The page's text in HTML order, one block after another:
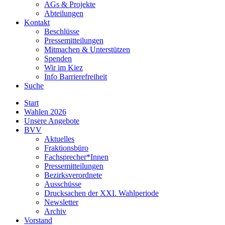
AGs & Projekte
Abteilungen
Kontakt
Beschlüsse
Pressemitteilungen
Mitmachen & Unterstützen
Spenden
Wir im Kiez
Info Barrierefreiheit
Suche
Start
Wahlen 2026
Unsere Angebote
BVV
Aktuelles
Fraktionsbüro
Fachsprecher*Innen
Pressemitteilungen
Bezirksverordnete
Ausschüsse
Drucksachen der XXI. Wahlperiode
Newsletter
Archiv
Vorstand